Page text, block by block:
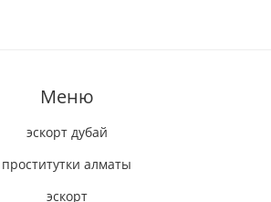
Меню
эскорт дубай
проститутки алматы
эскорт